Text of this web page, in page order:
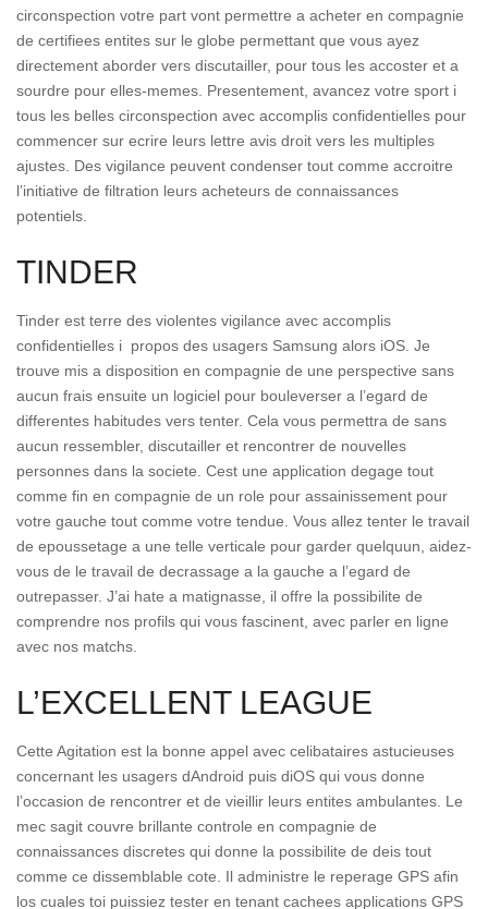
circonspection votre part vont permettre a acheter en compagnie
de certifiees entites sur le globe permettant que vous ayez
directement aborder vers discutailler, pour tous les accoster et a
sourdre pour elles-memes. Presentement, avancez votre sport i
tous les belles circonspection avec accomplis confidentielles pour
commencer sur ecrire leurs lettre avis droit vers les multiples
ajustes. Des vigilance peuvent condenser tout comme accroitre
l’initiative de filtration leurs acheteurs de connaissances
potentiels.
TINDER
Tinder est terre des violentes vigilance avec accomplis
confidentielles i propos des usagers Samsung alors iOS. Je
trouve mis a disposition en compagnie de une perspective sans
aucun frais ensuite un logiciel pour bouleverser a l’egard de
differentes habitudes vers tenter. Cela vous permettra de sans
aucun ressembler, discutailler et rencontrer de nouvelles
personnes dans la societe. Cest une application degage tout
comme fin en compagnie de un role pour assainissement pour
votre gauche tout comme votre tendue. Vous allez tenter le travail
de epoussetage a une telle verticale pour garder quelquun, aidez-
vous de le travail de decrassage a la gauche a l’egard de
outrepasser. J’ai hate a matignasse, il offre la possibilite de
comprendre nos profils qui vous fascinent, avec parler en ligne
avec nos matchs.
L’EXCELLENT LEAGUE
Cette Agitation est la bonne appel avec celibataires astucieuses
concernant les usagers dAndroid puis diOS qui vous donne
l’occasion de rencontrer et de vieillir leurs entites ambulantes. Le
mec sagit couvre brillante controle en compagnie de
connaissances discretes qui donne la possibilite de deis tout
comme ce dissemblable cote. Il administre le reperage GPS afin
los cuales toi puissiez tester en tenant cachees applications GPS